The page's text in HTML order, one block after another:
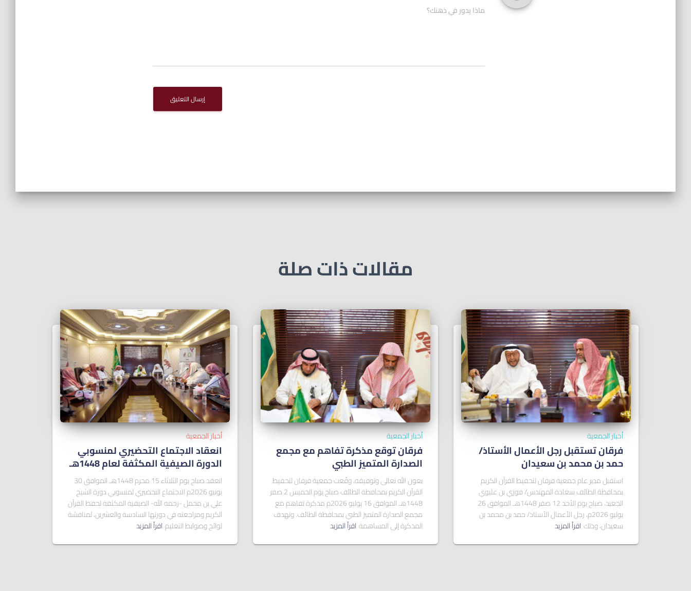
ماذا يدور في ذهنك؟
مقالات ذات صلة
أخبار الجمعية
فرقان تستقبل رجل الأعمال الأستاذ/
ﺣﻤﺪ ﺑﻦ ﻣﺤﻤﺪ ﺑﻦ ﺳﻌﻴﺪان
استقبل مدير عام جمعية فرقان لتحفيظ القرآن الكريم
بمحافظة الطائف سعادة المهندس/ فوزي بن عليوي
الجعيد، صباح يوم الأحد 12 صفر 1448هـ الموافق 26
يوليو 2026م، رجل الأعمال الأستاذ/ حمد بن محمد بن
سعيدان، وذلك اقرأ المزيد
أخبار الجمعية
فرقان توقع مذكرة تفاهم مع مجمع
الصدارة المتميز الطبي
بعون الله تعالى وتوفيقه، وقّعت جمعية فرقان لتحفيظ
القرآن الكريم بمحافظة الطائف صباح يوم الخميس 2 صفر
1448هـ الموافق 16 يوليو 2026م مذكرة تفاهم مع
مجمع الصدارة المتميز الطبي بمحافظة الطائف. وتهدف
المذكرة إلى المساهمة اقرأ المزيد
أخبار الجمعية
انعقاد الاجتماع التحضيري لمنسوبي
الدورة الصيفية المكثفة لعام 1448هـ
انعقد صباح يوم الثلاثاء 15 محرم 1448هـ الموافق 30
يونيو 2026م الاجتماع التحضيري لمنسوبي دورة الشيخ
علي بن محمل -رحمه الله- الصيفية المكثفة لحفظ القرآن
الكريم ومراجعته في دورتها السادسة والعشرين، لمناقشة
لوائح وضوابط التعليم اقرأ المزيد